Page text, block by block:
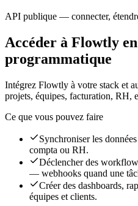
API publique — connecter,
Accéder à Flowtly
programmatique
Intégrez Flowtly à votre stack et
projets, équipes, facturation, RH,
Ce que vous pouvez faire
Synchroniser les
compta ou RH.
Déclencher des
— webhooks quand une
Créer des dashboards,
équipes et clients.